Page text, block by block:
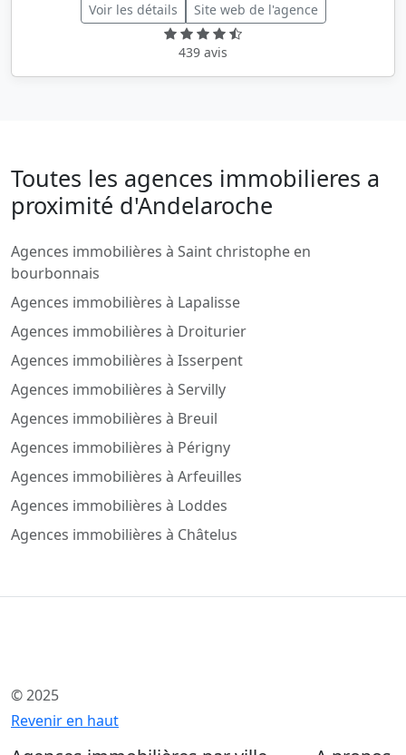
Voir les détails Site web de l'agence
439 avis
Toutes les agences immobilieres a
proximité d'Andelaroche
Agences immobilières à Saint christophe en
bourbonnais
Agences immobilières à Lapalisse
Agences immobilières à Droiturier
Agences immobilières à Isserpent
Agences immobilières à Servilly
Agences immobilières à Breuil
Agences immobilières à Périgny
Agences immobilières à Arfeuilles
Agences immobilières à Loddes
Agences immobilières à Châtelus
© 2025
Revenir en haut